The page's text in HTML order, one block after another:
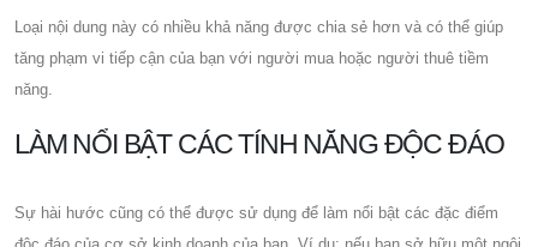
Loại nội dung này có nhiều khả năng được chia sẻ hơn và có thể giúp
tăng phạm vi tiếp cận của bạn với người mua hoặc người thuê tiềm
năng.
LÀM NỔI BẬT CÁC TÍNH NĂNG ĐỘC ĐÁO
Sự hài hước cũng có thể được sử dụng để làm nổi bật các đặc điểm